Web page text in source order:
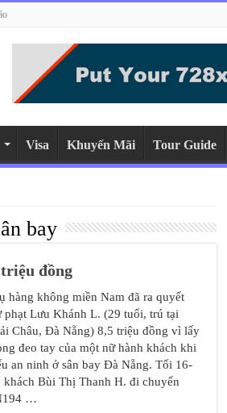
Visa Khuyến Mãi Tour Guide
bay
đồng
hàng không miền Nam đã ra quyết
phạt Lưu Khánh L. (29 tuổi, trú tại
Châu, Đà Nẵng) 8,5 triệu đồng vì lấy
đeo tay của một nữ hành khách khi
an ninh ở sân bay Đà Nẵng. Tối 16-
khách Bùi Thị Thanh H. đi chuyến
…